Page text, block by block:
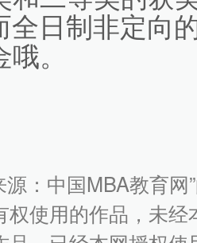
全日制非定向
。
源：中国MBA教育
权使用的作品，未